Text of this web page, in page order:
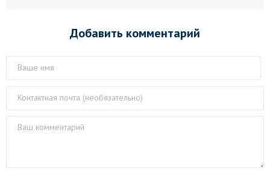
Добавить комментарий